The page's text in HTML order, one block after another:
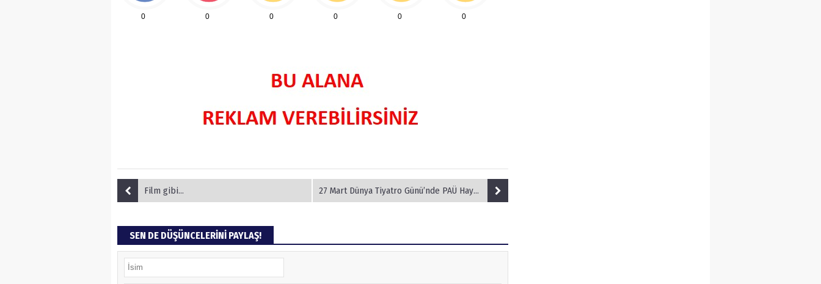
0 0 0 0 0 0
Film gibi... 27 Mart Dünya Tiyatro Günü’nde PAÜ Hayal Perdesi Oyuncularından
SEN DE DÜŞÜNCELERİNİ PAYLAŞ!